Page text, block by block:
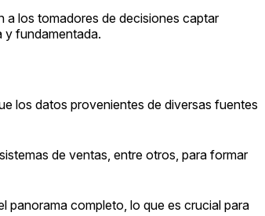
a los tomadores de decisiones captar
y fundamentada.
los datos provenientes de diversas fuentes
de ventas, entre otros, para formar
panorama completo, lo que es crucial para